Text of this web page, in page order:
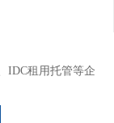
IDC租用托管等企